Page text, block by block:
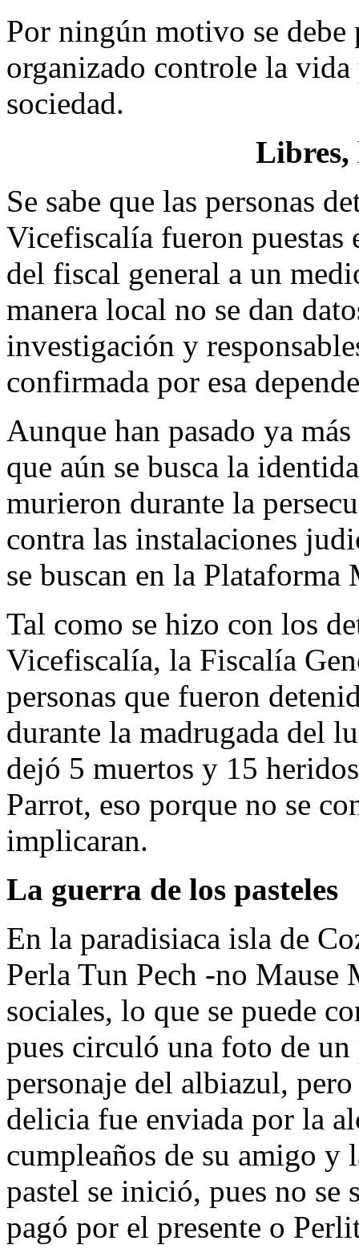
Por ningún motivo se
organizado controle la
sociedad.
Libres,
Se sabe que las personas
Vicefiscalía fueron puestas
del fiscal general a un
manera local no se dan
investigación y
confirmada por esa
Aunque han pasado ya
que aún se busca la
murieron durante la
contra las instalaciones
se buscan en la Plataforma
Tal como se hizo con los
Vicefiscalía, la Fiscalía
personas que fueron
durante la madrugada del
dejó 5 muertos y 15
Parrot, eso porque no se
implicaran.
La guerra de los pasteles
En la paradisiaca isla de
Perla Tun Pech -no Mause
sociales, lo que se puede
pues circuló una foto de
personaje del albiazul,
delicia fue enviada por la
cumpleaños de su amigo y
pastel se inició, pues no se
pagó por el presente o